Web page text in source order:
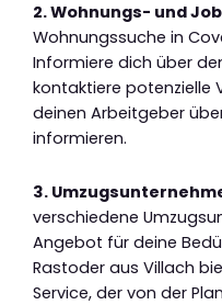
2. Wohnungs- und
Wohnungssuche in
Informiere dich über
kontaktiere potenzielle
deinen Arbeitgeber
informieren.
3.
verschiedene
Angebot für deine
Rastoder aus Villach
Service, der von der